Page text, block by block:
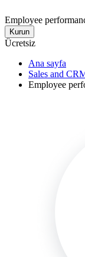
Employee
Kurun
Ücretsiz
Ana sayfa
Sales and
Employee